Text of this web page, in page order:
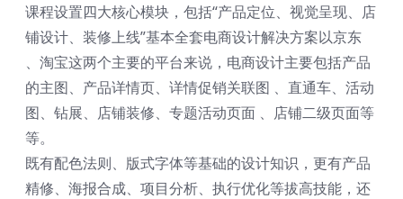
课程设置四大核心模块，包括“产品定位、视觉呈现、店
铺设计、装修上线”基本全套电商设计解决方案以京东
、淘宝这两个主要的平台来说，电商设计主要包括产品
的主图、产品详情页、详情促销关联图 、直通车、活动
图、钻展、店铺装修、专题活动页面 、店铺二级页面等
等。
既有配色法则、版式字体等基础的设计知识，更有产品
精修、海报合成、项目分析、执行优化等拔高技能，还